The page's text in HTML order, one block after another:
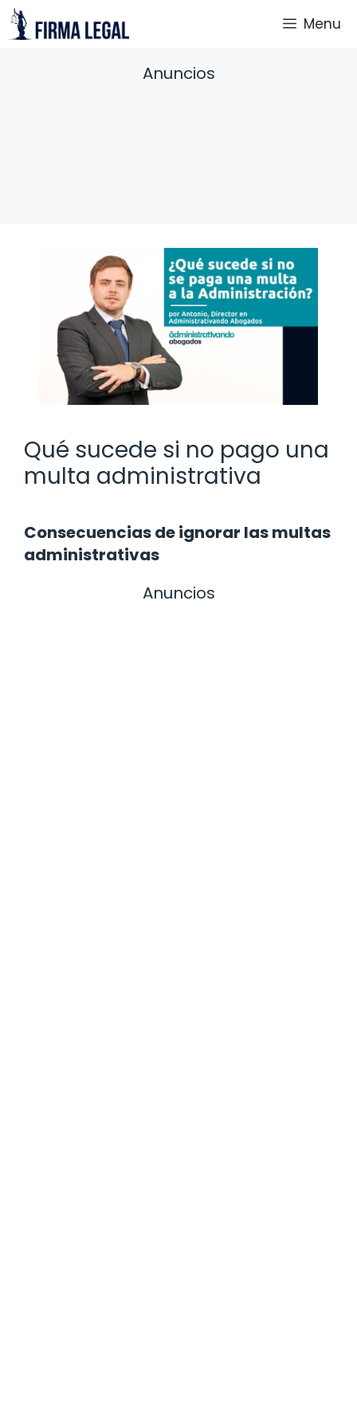
Saltar
al
Menu
Anuncios
Qué sucede si no pago una
multa administrativa
Consecuencias de ignorar las multas
administrativas
Anuncios